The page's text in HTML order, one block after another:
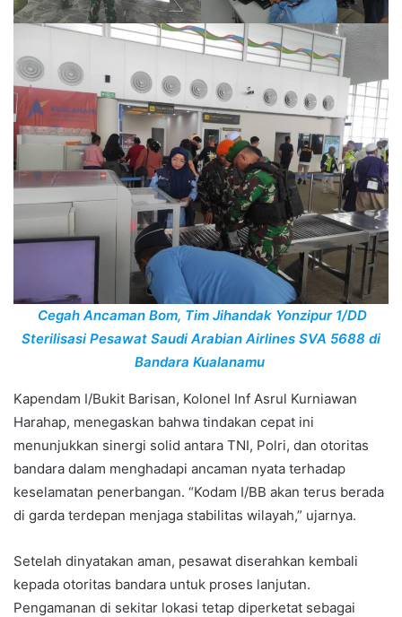
Cegah Ancaman Bom, Tim Jihandak Yonzipur 1/DD
Sterilisasi Pesawat Saudi Arabian Airlines SVA 5688 di
Bandara Kualanamu
Kapendam I/Bukit Barisan, Kolonel Inf Asrul Kurniawan
Harahap, menegaskan bahwa tindakan cepat ini
menunjukkan sinergi solid antara TNI, Polri, dan otoritas
bandara dalam menghadapi ancaman nyata terhadap
keselamatan penerbangan. “Kodam I/BB akan terus berada
di garda terdepan menjaga stabilitas wilayah,” ujarnya.
Setelah dinyatakan aman, pesawat diserahkan kembali
kepada otoritas bandara untuk proses lanjutan.
Pengamanan di sekitar lokasi tetap diperketat sebagai